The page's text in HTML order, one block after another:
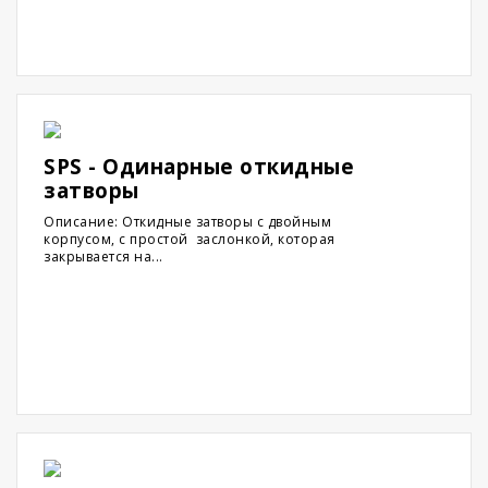
SPS - Одинарные откидные
затворы
Описание: Откидные затворы с двойным
корпусом, с простой заслонкой, которая
закрывается на...